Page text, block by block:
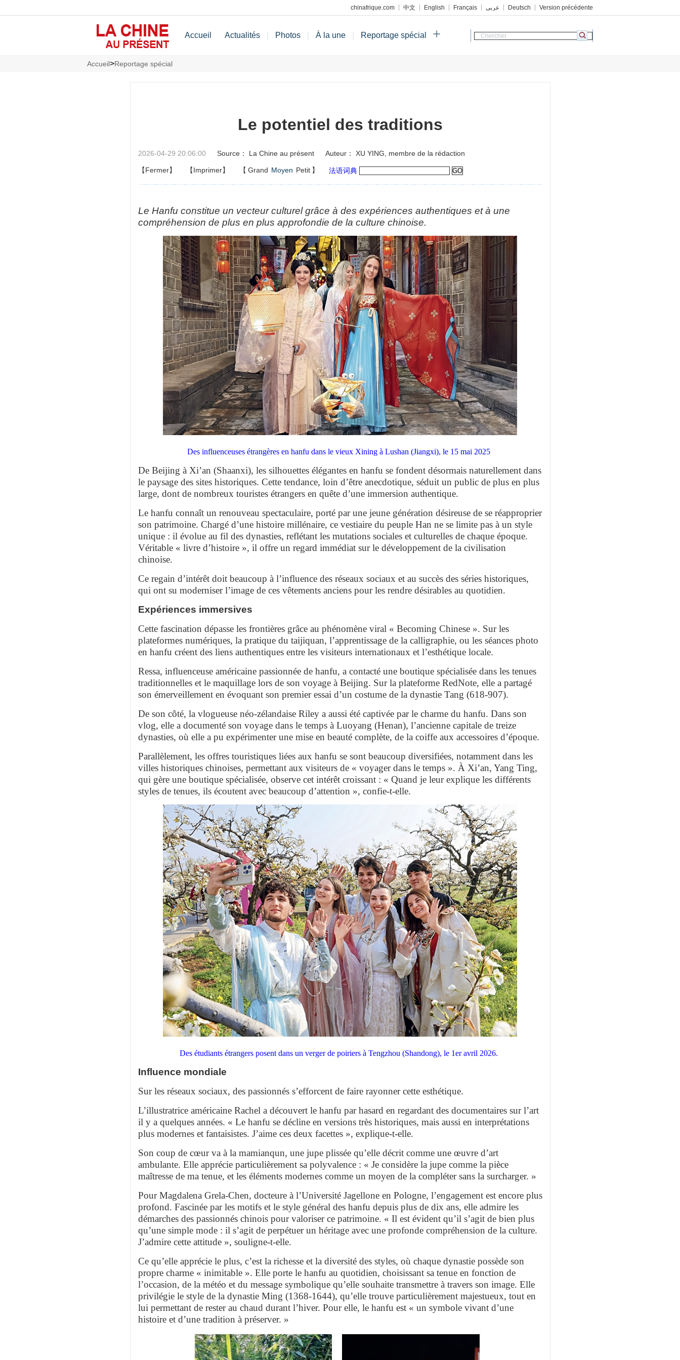
chinafrique.com 中文 English Français عربي Deutsch Version précédente
Accueil Actualités Photos À la une Reportage spécial
Accueil>Reportage spécial
Le potentiel des traditions
2026-04-29 20:06:00 Source： La Chine au présent Auteur： XU YING, membre de la rédaction
【Fermer】 【Imprimer】 【 Grand Moyen Petit 】 法语词典
Le Hanfu constitue un vecteur culturel grâce à des expériences authentiques et à une
compréhension de plus en plus approfondie de la culture chinoise.
Des influenceuses étrangères en hanfu dans le vieux Xining à Lushan (Jiangxi), le 15 mai 2025
De Beijing à Xi’an (Shaanxi), les silhouettes élégantes en hanfu se fondent désormais naturellement dans
le paysage des sites historiques. Cette tendance, loin d’être anecdotique, séduit un public de plus en plus
large, dont de nombreux touristes étrangers en quête d’une immersion authentique.
Le hanfu connaît un renouveau spectaculaire, porté par une jeune génération désireuse de se réapproprier
son patrimoine. Chargé d’une histoire millénaire, ce vestiaire du peuple Han ne se limite pas à un style
unique : il évolue au fil des dynasties, reflétant les mutations sociales et culturelles de chaque époque.
Véritable « livre d’histoire », il offre un regard immédiat sur le développement de la civilisation
chinoise.
Ce regain d’intérêt doit beaucoup à l’influence des réseaux sociaux et au succès des séries historiques,
qui ont su moderniser l’image de ces vêtements anciens pour les rendre désirables au quotidien.
Expériences immersives
Cette fascination dépasse les frontières grâce au phénomène viral « Becoming Chinese ». Sur les
plateformes numériques, la pratique du taijiquan, l’apprentissage de la calligraphie, ou les séances photo
en hanfu créent des liens authentiques entre les visiteurs internationaux et l’esthétique locale.
Ressa, influenceuse américaine passionnée de hanfu, a contacté une boutique spécialisée dans les tenues
traditionnelles et le maquillage lors de son voyage à Beijing. Sur la plateforme RedNote, elle a partagé
son émerveillement en évoquant son premier essai d’un costume de la dynastie Tang (618-907).
De son côté, la vlogueuse néo-zélandaise Riley a aussi été captivée par le charme du hanfu. Dans son
vlog, elle a documenté son voyage dans le temps à Luoyang (Henan), l’ancienne capitale de treize
dynasties, où elle a pu expérimenter une mise en beauté complète, de la coiffe aux accessoires d’époque.
Parallèlement, les offres touristiques liées aux hanfu se sont beaucoup diversifiées, notamment dans les
villes historiques chinoises, permettant aux visiteurs de « voyager dans le temps ». À Xi’an, Yang Ting,
qui gère une boutique spécialisée, observe cet intérêt croissant : « Quand je leur explique les différents
styles de tenues, ils écoutent avec beaucoup d’attention », confie-t-elle.
Des étudiants étrangers posent dans un verger de poiriers à Tengzhou (Shandong), le 1er avril 2026.
Influence mondiale
Sur les réseaux sociaux, des passionnés s’efforcent de faire rayonner cette esthétique.
L’illustratrice américaine Rachel a découvert le hanfu par hasard en regardant des documentaires sur l’art
il y a quelques années. « Le hanfu se décline en versions très historiques, mais aussi en interprétations
plus modernes et fantaisistes. J’aime ces deux facettes », explique-t-elle.
Son coup de cœur va à la mamianqun, une jupe plissée qu’elle décrit comme une œuvre d’art
ambulante. Elle apprécie particulièrement sa polyvalence : « Je considère la jupe comme la pièce
maîtresse de ma tenue, et les éléments modernes comme un moyen de la compléter sans la surcharger. »
Pour Magdalena Grela-Chen, docteure à l’Université Jagellone en Pologne, l’engagement est encore plus
profond. Fascinée par les motifs et le style général des hanfu depuis plus de dix ans, elle admire les
démarches des passionnés chinois pour valoriser ce patrimoine. « Il est évident qu’il s’agit de bien plus
qu’une simple mode : il s’agit de perpétuer un héritage avec une profonde compréhension de la culture.
J’admire cette attitude », souligne-t-elle.
Ce qu’elle apprécie le plus, c’est la richesse et la diversité des styles, où chaque dynastie possède son
propre charme « inimitable ». Elle porte le hanfu au quotidien, choisissant sa tenue en fonction de
l’occasion, de la météo et du message symbolique qu’elle souhaite transmettre à travers son image. Elle
privilégie le style de la dynastie Ming (1368-1644), qu’elle trouve particulièrement majestueux, tout en
lui permettant de rester au chaud durant l’hiver. Pour elle, le hanfu est « un symbole vivant d’une
histoire et d’une tradition à préserver. »